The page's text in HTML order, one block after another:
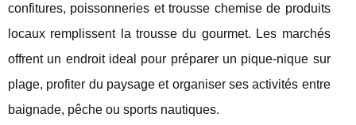
confitures, poissonneries et trousse chemise de produits
locaux remplissent la trousse du gourmet. Les marchés
offrent un endroit ideal pour préparer un pique-nique sur
plage, profiter du paysage et organiser ses activités entre
baignade, pêche ou sports nautiques.